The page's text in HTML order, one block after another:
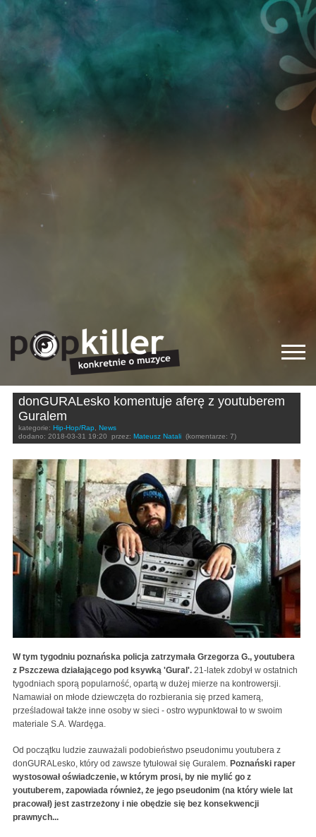
donGURALesko komentuje aferę z youtuberem
Guralem
kategorie: Hip-Hop/Rap, News
dodano: 2018-03-31 19:20 przez: Mateusz Natali (komentarze: 7)
W tym tygodniu poznańska policja zatrzymała Grzegorza G., youtubera
z Pszczewa działającego pod ksywką 'Gural'. 21-latek zdobył w ostatnich
tygodniach sporą popularność, opartą w dużej mierze na kontrowersji.
Namawiał on młode dziewczęta do rozbierania się przed kamerą,
prześladował także inne osoby w sieci - ostro wypunktował to w swoim
materiale S.A. Wardęga.
Od początku ludzie zauważali podobieństwo pseudonimu youtubera z
donGURALesko, który od zawsze tytułował się Guralem. Poznański raper
wystosował oświadczenie, w którym prosi, by nie mylić go z
youtuberem, zapowiada również, że jego pseudonim (na który wiele lat
pracował) jest zastrzeżony i nie obędzie się bez konsekwencji
prawnych...